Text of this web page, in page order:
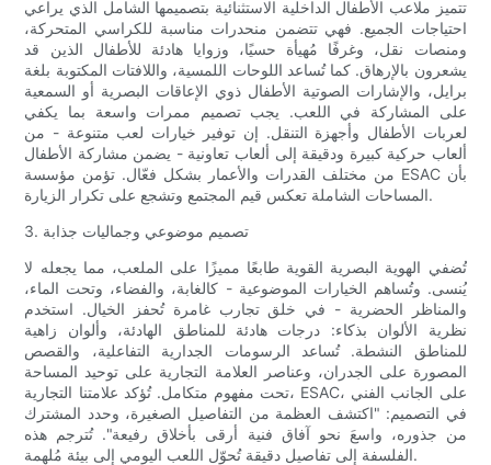
تتميز ملاعب الأطفال الداخلية الاستثنائية بتصميمها الشامل الذي يراعي
احتياجات الجميع. فهي تتضمن منحدرات مناسبة للكراسي المتحركة،
ومنصات نقل، وغرفًا مُهيأة حسيًا، وزوايا هادئة للأطفال الذين قد
يشعرون بالإرهاق. كما تُساعد اللوحات اللمسية، واللافتات المكتوبة بلغة
برايل، والإشارات الصوتية الأطفال ذوي الإعاقات البصرية أو السمعية
على المشاركة في اللعب. يجب تصميم ممرات واسعة بما يكفي
لعربات الأطفال وأجهزة التنقل. إن توفير خيارات لعب متنوعة - من
ألعاب حركية كبيرة ودقيقة إلى ألعاب تعاونية - يضمن مشاركة الأطفال
من مختلف القدرات والأعمار بشكل فعّال. تؤمن مؤسسة ESAC بأن
المساحات الشاملة تعكس قيم المجتمع وتشجع على تكرار الزيارة.
3. تصميم موضوعي وجماليات جذابة
تُضفي الهوية البصرية القوية طابعًا مميزًا على الملعب، مما يجعله لا
يُنسى. وتُساهم الخيارات الموضوعية - كالغابة، والفضاء، وتحت الماء،
والمناظر الحضرية - في خلق تجارب غامرة تُحفز الخيال. استخدم
نظرية الألوان بذكاء: درجات هادئة للمناطق الهادئة، وألوان زاهية
للمناطق النشطة. تُساعد الرسومات الجدارية التفاعلية، والقصص
المصورة على الجدران، وعناصر العلامة التجارية على توحيد المساحة
تحت مفهوم متكامل. تُؤكد علامتنا التجارية، ESAC، على الجانب الفني
في التصميم: "اكتشف العظمة من التفاصيل الصغيرة، وحدد المشترك
من جذوره، واسعَ نحو آفاق فنية أرقى بأخلاق رفيعة". تُترجم هذه
الفلسفة إلى تفاصيل دقيقة تُحوّل اللعب اليومي إلى بيئة مُلهمة.